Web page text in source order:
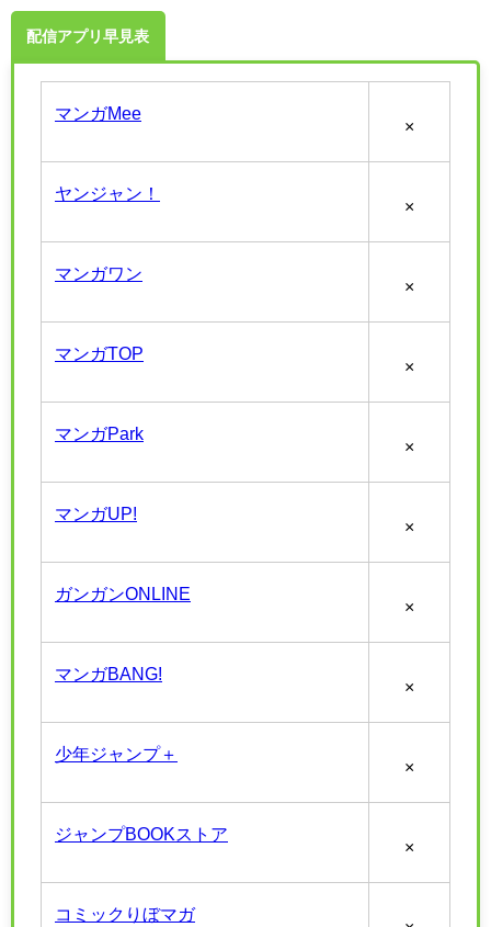
配信アプリ早見表
マンガMee
×
ヤンジャン！
×
マンガワン
×
マンガTOP
×
マンガPark
×
マンガUP!
×
ガンガンONLINE
×
マンガBANG!
×
少年ジャンプ＋
×
ジャンプBOOKストア
×
コミックりぼマガ